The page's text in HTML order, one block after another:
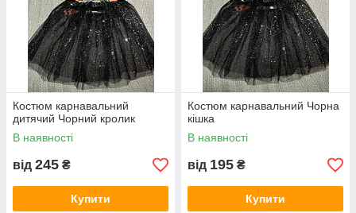
Костюм карнавальний
дитячий Чорний кролик
В наявності
від 245 ₴
Купити
Костюм карнавальний Чорна
кішка
В наявності
від 195 ₴
Купити